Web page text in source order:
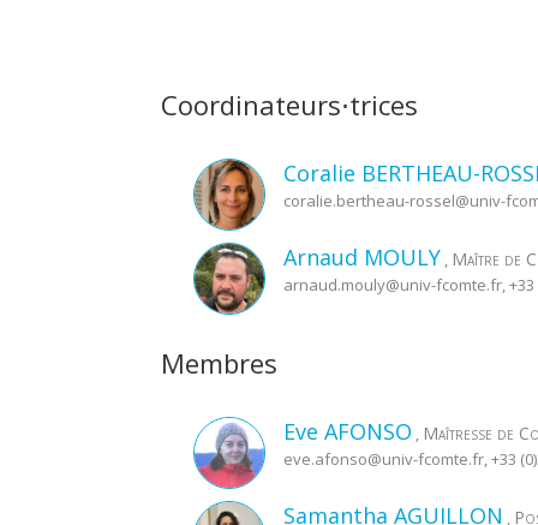
Coordinateurs⋅trices
Coralie BERTHEAU-
coralie.bertheau-rossel@univ-
Arnaud MOULY , Maître de
arnaud.mouly@univ-fcomte.fr,
Membres
EveAFONSO , Maîtresse de
eve.afonso@univ-fcomte.fr, +33
SamanthaAGUILLON ,